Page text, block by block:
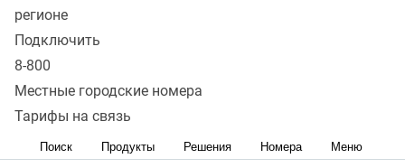
регионе
Подключить
8-800
Местные городские номера
Тарифы на связь
Поиск Продукты Решения Номера Меню
которые подключили
комплексное решение для
медицины
100%